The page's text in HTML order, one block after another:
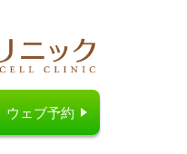
ウェブ予約